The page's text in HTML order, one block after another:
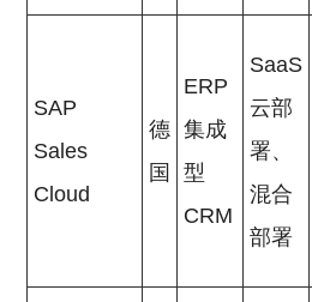
SAP
Sales
Cloud
德
国
ERP
集成
型
CRM
SaaS
云部
署、
混合
部署